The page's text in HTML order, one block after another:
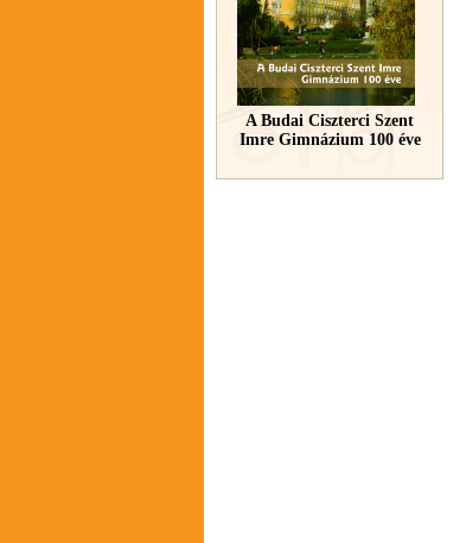
A Budai Ciszterci Szent
Imre Gimnázium 100 éve